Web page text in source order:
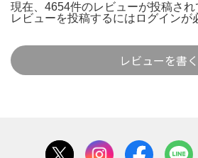
現在、4654件のレビューが投稿され
レビューを投稿するには ログインが
レビューを書く